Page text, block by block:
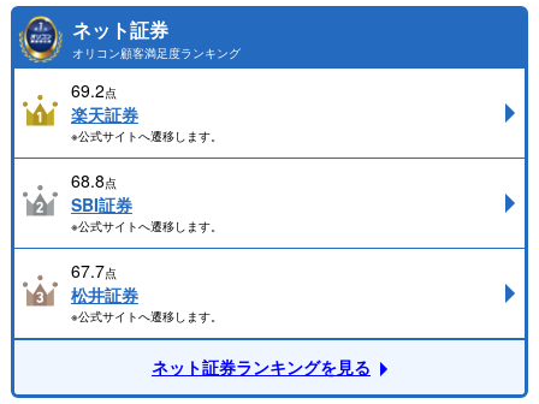
ネット証券
オリコン顧客満足度ランキング
69.2点
楽天証券
※公式サイトへ遷移します。
68.8点
SBI証券
※公式サイトへ遷移します。
67.7点
松井証券
※公式サイトへ遷移します。
ネット証券ランキングを見る